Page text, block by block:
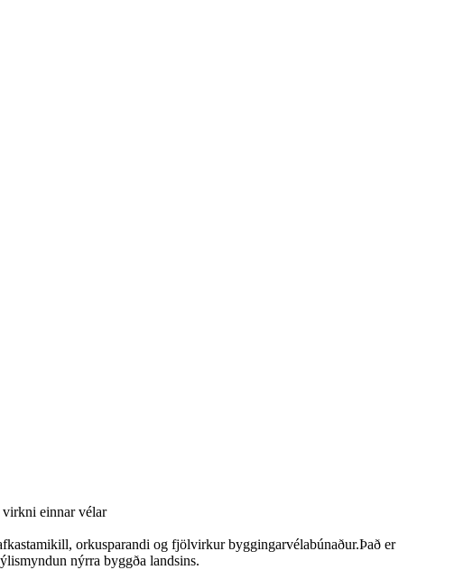
einnar vélar
orkusparandi og fjölvirkur byggingarvélabúnaður.Það er
nýrra byggða landsins.